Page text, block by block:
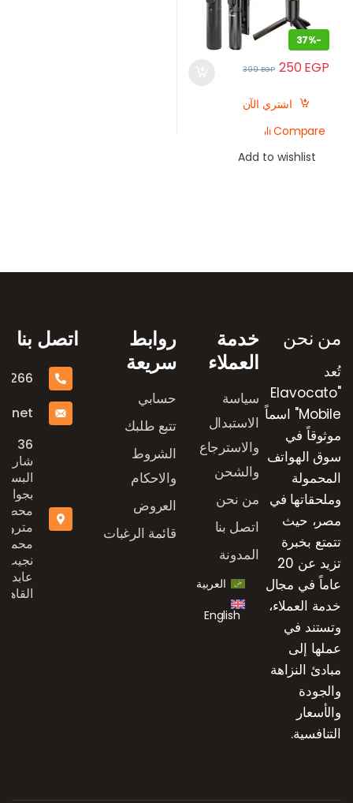
-
37%
250EGP
399EGP
اشتري الآن
Compare
Add to wishlist
من نحن
تُعد
"Elavocato
Mobile" اسماً
موثوقاً في
سوق الهواتف
المحمولة
وملحقاتها في
مصر، حيث
تتمتع بخبرة
تزيد عن 20
عاماً في مجال
خدمة العملاء،
وتستند في
عملها إلى
مبادئ النزاهة
والجودة
والأسعار
التنافسية.
خدمة
العملاء
سياسة
الاستبدال
والاسترجاع
والشحن
من نحن
اتصل بنا
المدونة
العربية
English
روابط
سريعة
حسابي
تتبع طلبك
الشروط
والاحكام
العروض
قائمة الرغبات
اتصل بنا
36
شارع
بجوار
محطة
مترو
محمد
نجيب،